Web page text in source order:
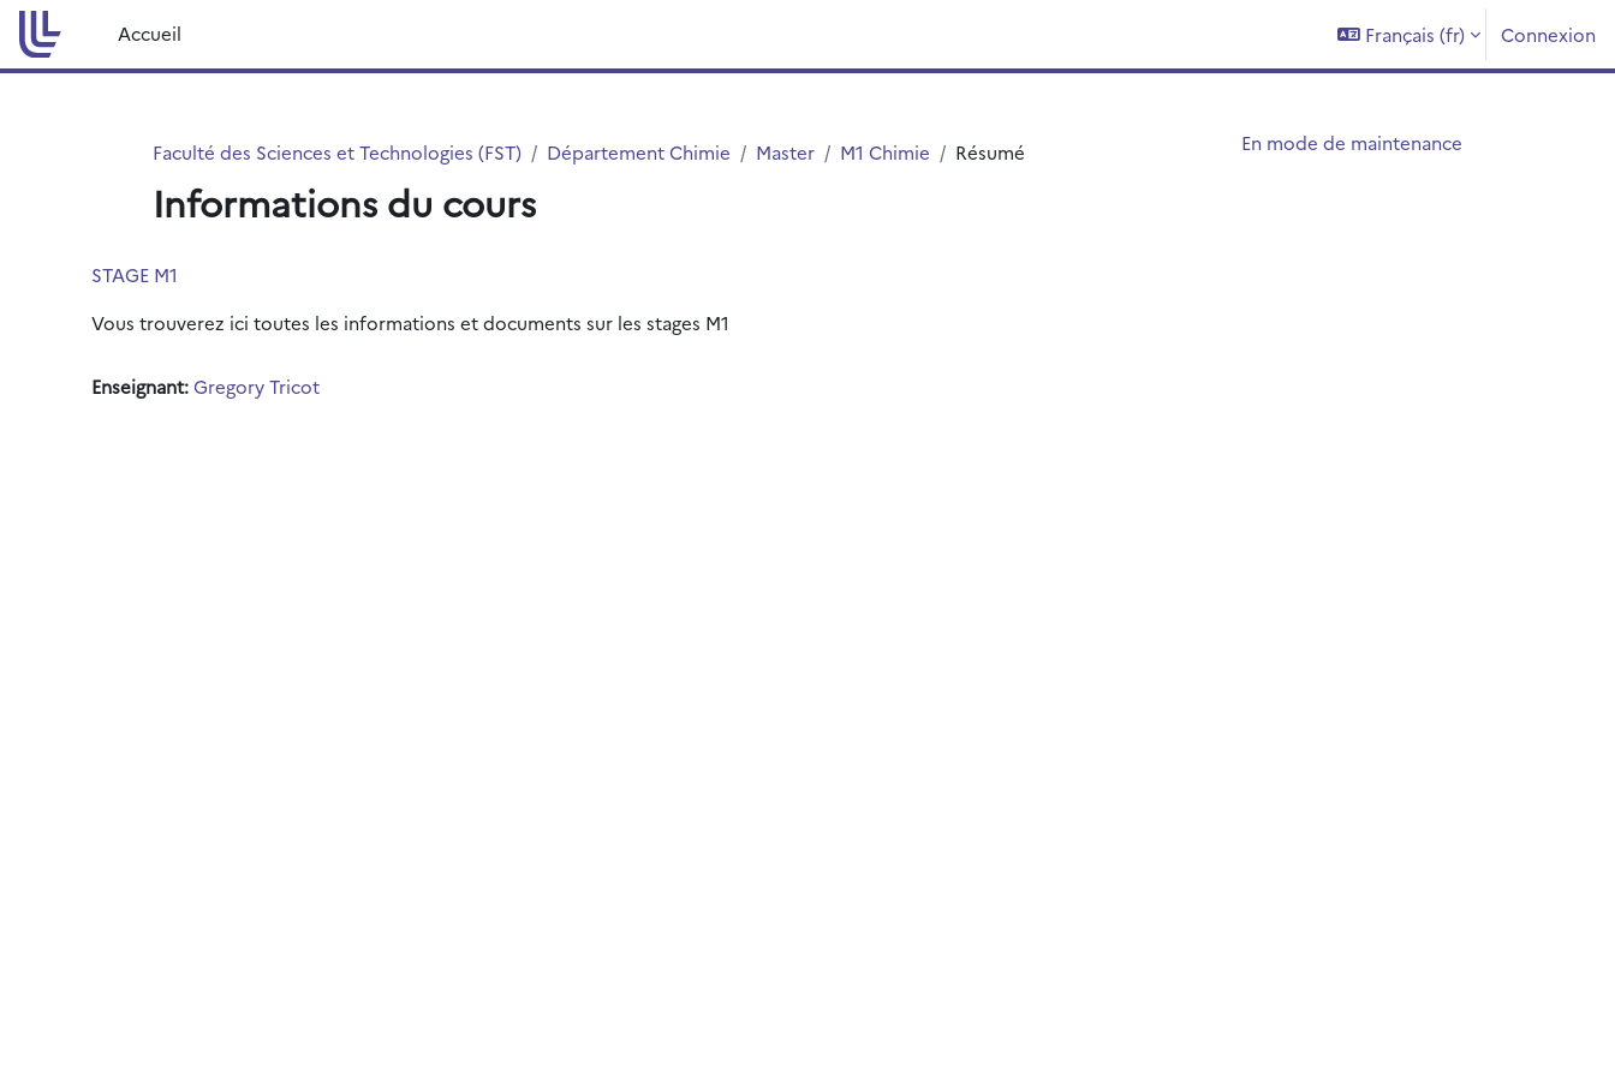
Passer au contenu principal
Accueil
Français ‎(fr)‎ Connexion
Faculté des Sciences et Technologies (FST) Département Chimie Master M1 Chimie Résumé En mode de maintenance
Informations du cours
STAGE M1
Vous trouverez ici toutes les informations et documents sur les stages M1
Enseignant:Gregory Tricot